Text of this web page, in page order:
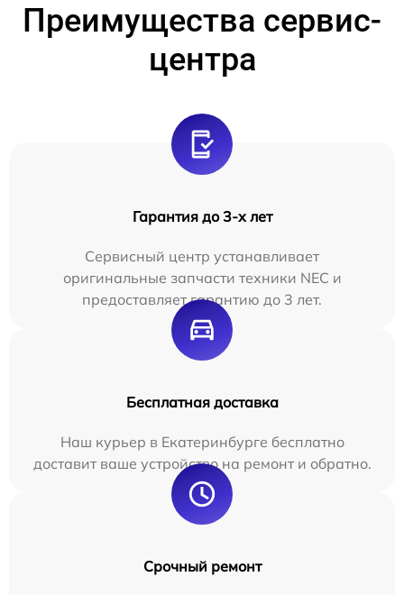
Преимущества сервис-
центра
Гарантия до 3-х лет
Сервисный центр устанавливает
оригинальные запчасти техники NEC и
предоставляет гарантию до 3 лет.
Бесплатная доставка
Наш курьер в Екатеринбурге бесплатно
доставит ваше устройство на ремонт и обратно.
Срочный ремонт